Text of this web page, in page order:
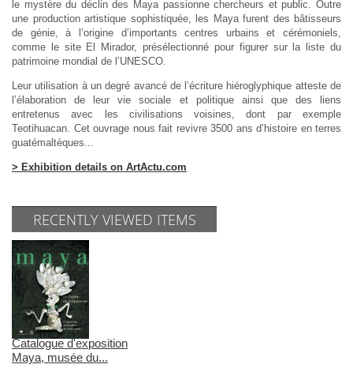
le mystère du déclin des Maya passionne chercheurs et public. Outre
une production artistique sophistiquée, les Maya furent des bâtisseurs
de génie, à l’origine d’importants centres urbains et cérémoniels,
comme le site El Mirador, présélectionné pour figurer sur la liste du
patrimoine mondial de l’UNESCO.
Leur utilisation à un degré avancé de l’écriture hiéroglyphique atteste de
l’élaboration de leur vie sociale et politique ainsi que des liens
entretenus avec les civilisations voisines, dont par exemple
Teotihuacan. Cet ouvrage nous fait revivre 3500 ans d’histoire en terres
guatémaltèques...
> Exhibition details on ArtActu.com
RECENTLY VIEWED ITEMS
Catalogue d'exposition
Maya, musée du...